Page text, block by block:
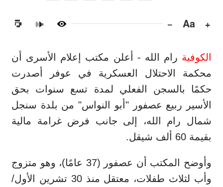
+
Aa
−
🔊
الكوفية رام الله - أعلن مكتب إعلام الأسرى أن
محكمة الاحتلال العسكرية في عوفر أصدرت
حكمًا بالسجن الفعلي لمدة تسع سنوات بحق
الأسير ربيع عصفور "أبو النواس" من بلدة سنجل
شمال رام الله، إلى جانب فرض غرامة مالية
بقيمة 60 ألف شيقل.
وأوضح المكتب أن عصفور (37 عامًا)، وهو متزوج
وأب لثلاث طفلات، معتقل منذ 30 تشرين الأول/